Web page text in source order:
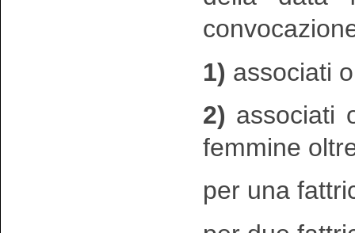
1) associati
2) associati
femmine
per una